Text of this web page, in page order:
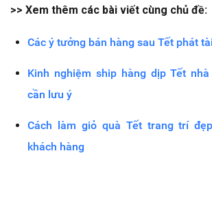
>> Xem thêm các bài viết cùng chủ đề:
Các ý tưởng bán hàng sau Tết phát
Kinh nghiệm ship hàng dịp Tết
cần lưu ý
Cách làm giỏ quà Tết trang trí
khách hàng